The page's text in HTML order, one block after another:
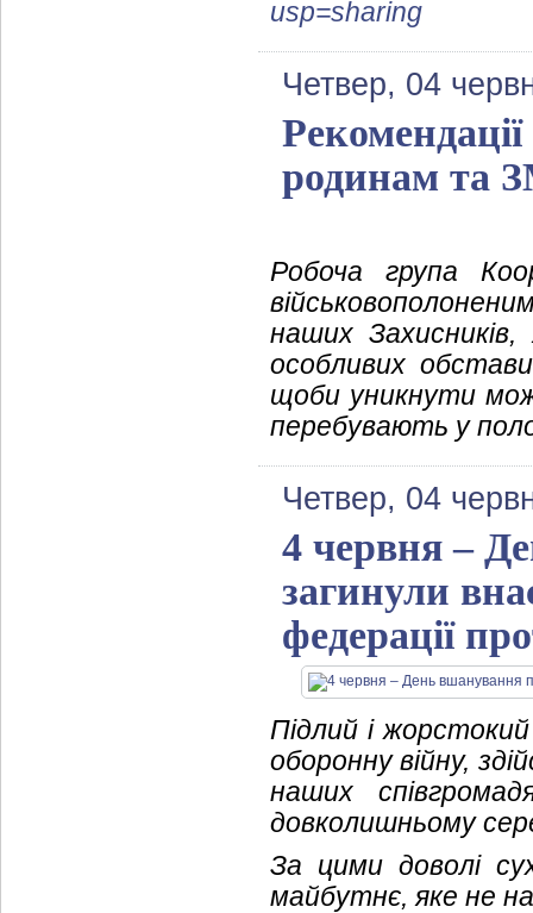
usp=sharing
Четвер, 04
родинам та
Робоча група
наших
особливих
щоби уникнути
перебувають у
Четвер, 04
4 червня –
загинули
федерації
Підлий і
оборонну війну,
наших
довколишньому
За цими доволі
майбутнє, яке не